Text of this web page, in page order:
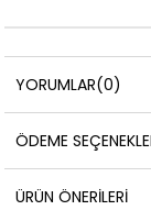
YORUMLAR(0)
ÖDEME
ÜRÜN ÖNERILERI